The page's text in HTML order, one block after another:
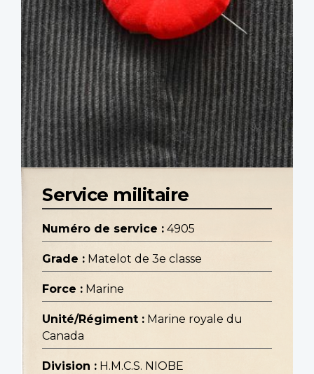
Service militaire
Numéro de service : 4905
Grade : Matelot de 3e classe
Force : Marine
Unité/Régiment : Marine royale du
Canada
Division : H.M.C.S. NIOBE